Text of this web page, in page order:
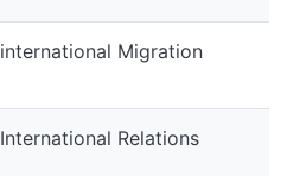
international Migration
International Relations